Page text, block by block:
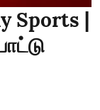
Sports |